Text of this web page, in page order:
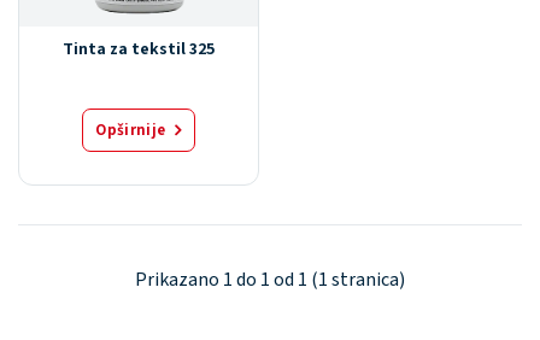
Tinta za tekstil 325
Opširnije
Prikazano 1 do 1 od 1 (1 stranica)